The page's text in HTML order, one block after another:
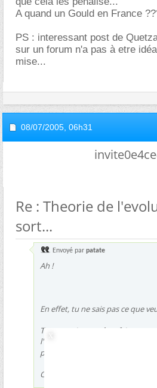
A quand un Gould en France
PS : interessant post de
sur un forum n'a pas à etre
mise...
08/07/2005, 06h31
Re : Theorie de
sort...
Envoyé par patate
Ah !
En effet, tu ne sais pas ce que
Tu pourrais peut-être faire un
l'orthographe et sur la
passerais peut-être un peu
Cordialement.